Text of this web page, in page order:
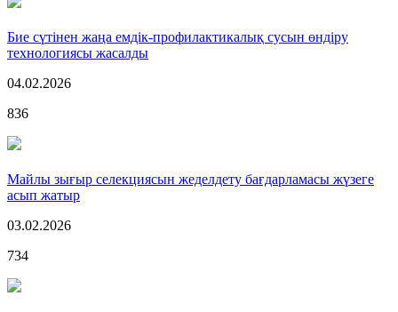
Бие сүтінен жаңа емдік-профилактикалық сусын өндіру
технологиясы жасалды
04.02.2026
836
Майлы зығыр селекциясын жеделдету бағдарламасы жүзеге
асып жатыр
03.02.2026
734